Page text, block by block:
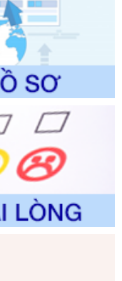
tục hành chính
trình nội bộ, quy
trong lĩnh vực Du
Sở Văn hóa, Thể
hành chính sửa
bộ, quy trình điện tử
biến đổi khí hậu
và Môi
chính được sửa
quy trình điện tử
Luật sư thuộc